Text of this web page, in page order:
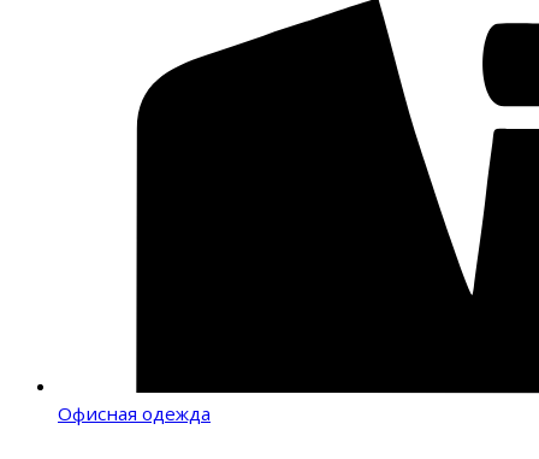
Офисная одежда